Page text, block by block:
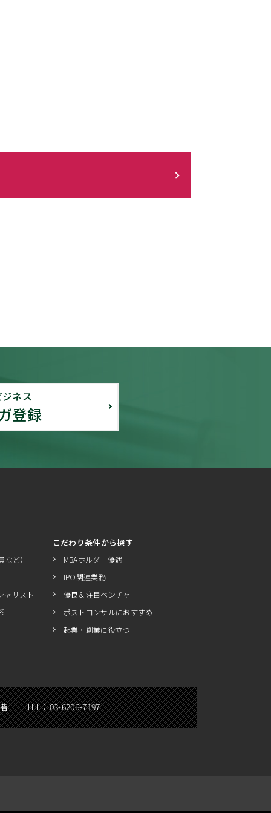
ネス
登録
ど）
ャリスト
こだわり条件から探す
MBAホルダー優遇
IPO関連業務
優良＆注目ベンチャー
ポストコンサルにおすすめ
起業・創業に役立つ
TEL：03-6206-7197